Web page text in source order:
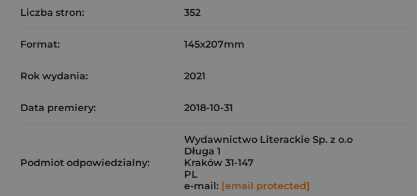
Liczba stron: 352
Format: 145x207mm
Rok wydania: 2021
Data premiery: 2018-10-31
Podmiot odpowiedzialny:
Wydawnictwo Literackie Sp. z o.o
Długa 1
Kraków 31-147
PL
e-mail: [email protected]